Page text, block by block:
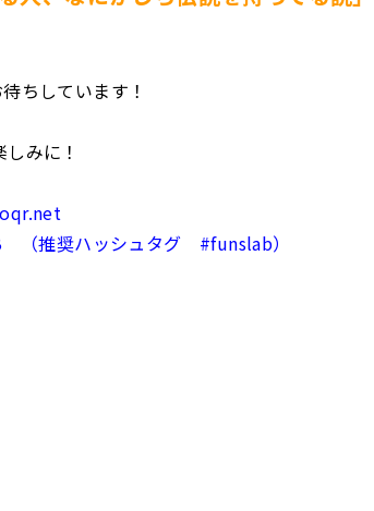
ちしています！
みに！
推奨ハッシュタグ #funslab）